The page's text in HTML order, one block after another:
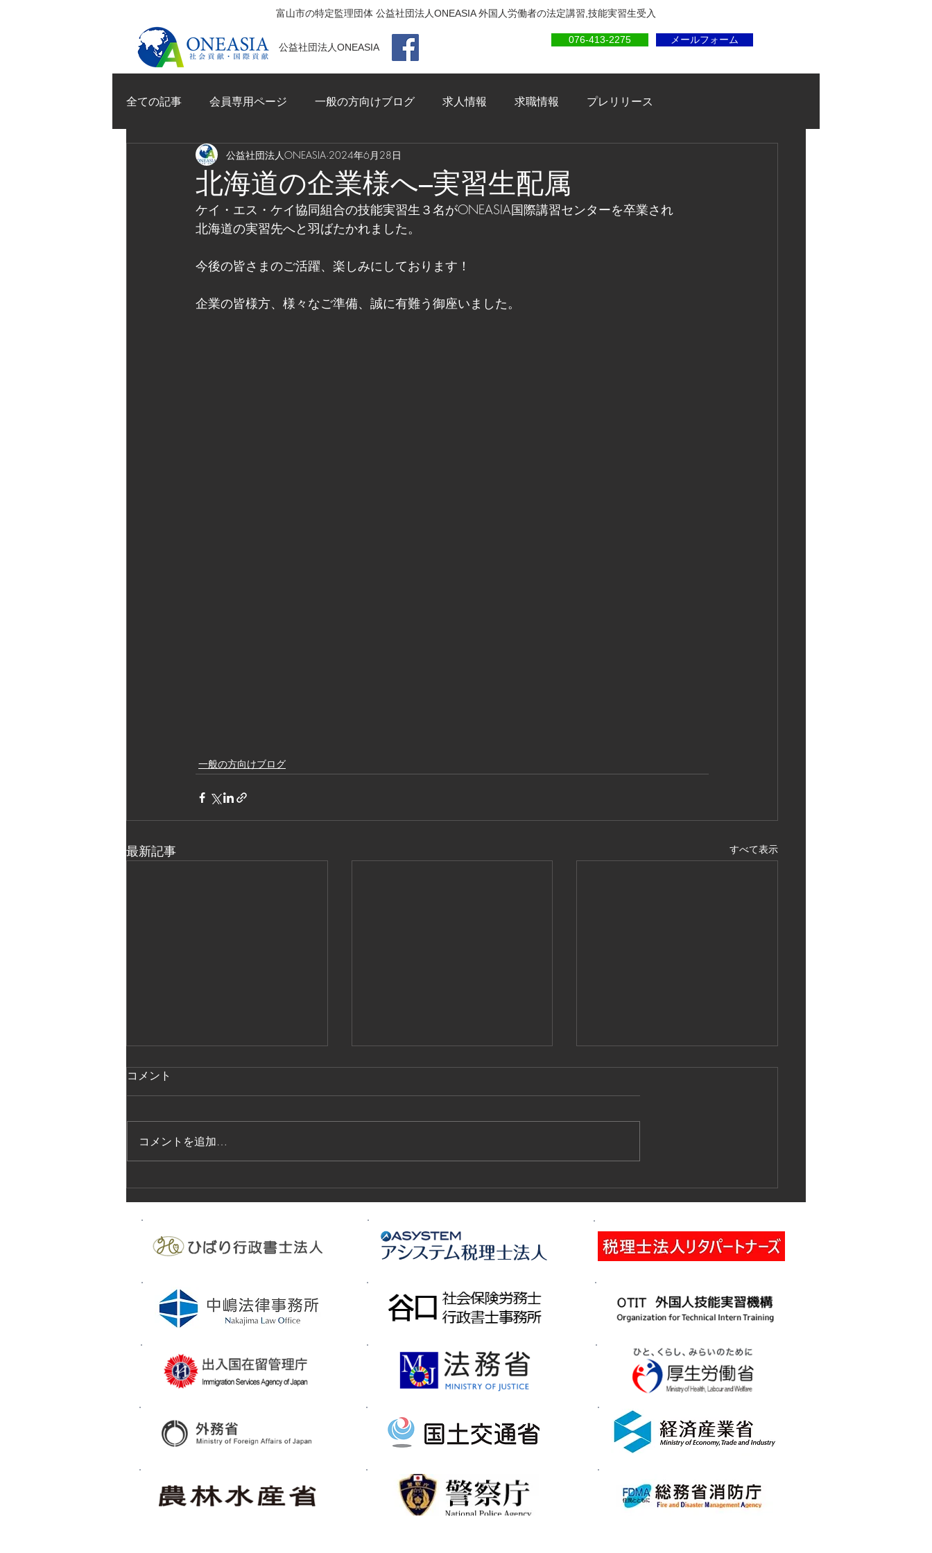
富山市の特定監理団体 公益社団法人ONEASIA 外国人労働者の法定講習,技能実習生受入
公益社団法人ONEASIA
076-413-2275 メールフォーム
全ての記事 会員専用ページ 一般の方向けブログ 求人情報 求職情報 プレリリース
北海道の企業様へ–実習生配属
公益社団法人ONEASIA 2024年6月28日
ケイ・エス・ケイ協同組合の技能実習生３名がONEASIA国際講習センターを卒業され
北海道の実習先へと羽ばたかれました。
今後の皆さまのご活躍、楽しみにしております！
企業の皆様方、様々なご準備、誠に有難う御座いました。
一般の方向けブログ
最新記事 すべて表示
法的保護講習の実施
技能実習生１２名入国-フィリ
ピン、ベトナム
高所作業車特別教育講習の実
施
コメント
コメントを追加…